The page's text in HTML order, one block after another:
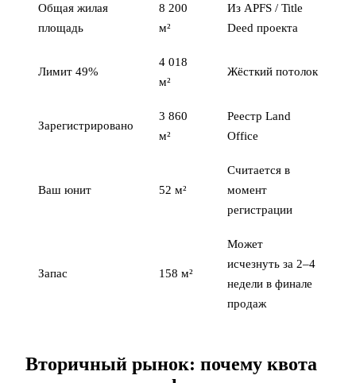
Общая жилая
площадь
8 200
м²
Из APFS / Title
Deed проекта
Лимит 49%
4 018
м²
Жёсткий потолок
Зарегистрировано
3 860
м²
Реестр Land
Office
Ваш юнит 52 м²
Считается в
момент
регистрации
Запас 158 м²
Может
исчезнуть за 2–4
недели в финале
продаж
Вторичный рынок: почему квота